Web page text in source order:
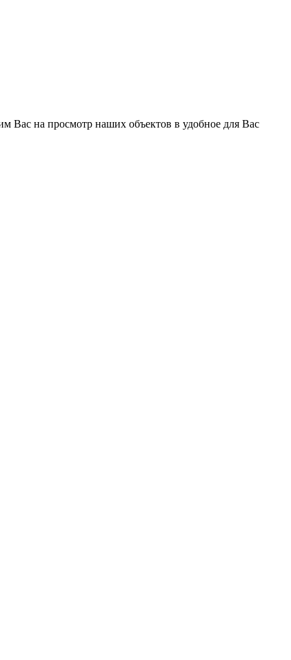
Вас на просмотр наших объектов в удобное для Вас